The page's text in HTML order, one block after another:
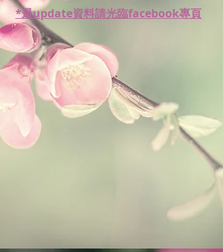
*最update資料請光臨facebook專頁